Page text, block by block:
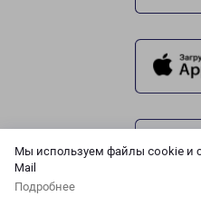
Мы используем файлы cookie и
Mail
Подробнее